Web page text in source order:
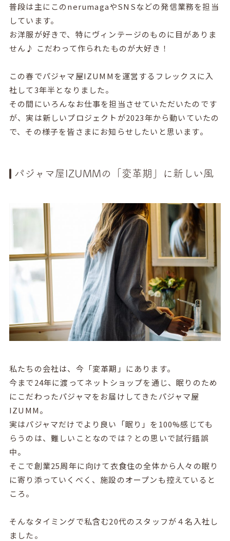
普段は主にこのnerumagaやSNSなどの発信業務を担当
しています。
お洋服が好きで、特にヴィンテージのものに目がありま
せん♪ こだわって作られたものが大好き！
この春でパジャマ屋IZUMMを運営するフレックスに入
社して3年半となりました。
その間にいろんなお仕事を担当させていただいたのです
が、実は新しいプロジェクトが2023年から動いていたの
で、その様子を皆さまにお知らせしたいと思います。
パジャマ屋IZUMMの「変革期」に新しい風
私たちの会社は、今「変革期」にあります。
今まで24年に渡ってネットショップを通じ、眠りのため
にこだわったパジャマをお届けしてきたパジャマ屋
IZUMM。
実はパジャマだけでより良い「眠り」を100%感じても
らうのは、難しいことなのでは？との思いで試行錯誤
中。
そこで創業25周年に向けて衣食住の全体から人々の眠り
に寄り添っていくべく、施設のオープンも控えていると
ころ。
そんなタイミングで私含む20代のスタッフが４名入社し
ました。